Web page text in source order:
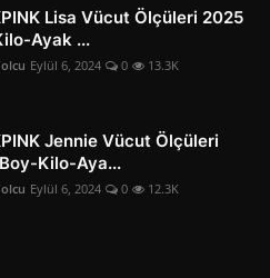
Lisa Vücut Ölçüleri 2025
Ayak ...
Eylül 6, 2024 0 13.3K
Jennie Vücut Ölçüleri
Kilo-Aya...
Eylül 6, 2024 0 12.3K